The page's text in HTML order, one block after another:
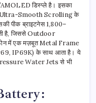
डिस्प्ले है। इसका
Ultra-Smooth Scrolling के
पीक ब्राइटनेस 1,800–
है, जिससे Outdoor
में एक मज़बूत Metal Frame
IP69K) के साथ आता है। ये
Water Jets से भी